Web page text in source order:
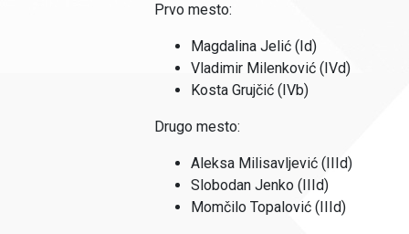
Prvo mesto:
Magdalina Jelić (Id)
Vladimir Milenković (IVd)
Kosta Grujčić (IVb)
Drugo mesto:
Aleksa Milisavljević (IIId)
Slobodan Jenko (IIId)
Momčilo Topalović (IIId)